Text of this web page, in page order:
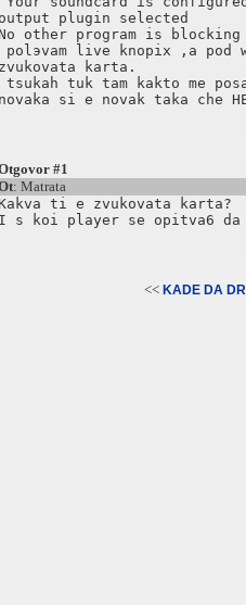
output plugin selected
other program is blocking
polэvam live knopix ,a pod
zvukovata karta.
tsukah tuk tam kakto me
#1
: Matrata
ti e zvukovata karta?
<< KADE DA